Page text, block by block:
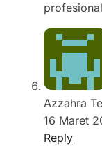
Azzahra
16 Maret
Reply